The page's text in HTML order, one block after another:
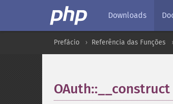
Downloads
Prefácio Referência das Funções
OAuth::__construct